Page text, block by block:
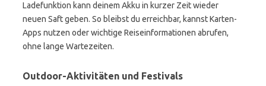
Ladefunktion kann deinem Akku in kurzer Zeit wieder
neuen Saft geben. So bleibst du erreichbar, kannst Karten-
Apps nutzen oder wichtige Reiseinformationen abrufen,
ohne lange Wartezeiten.
Outdoor-Aktivitäten und Festivals